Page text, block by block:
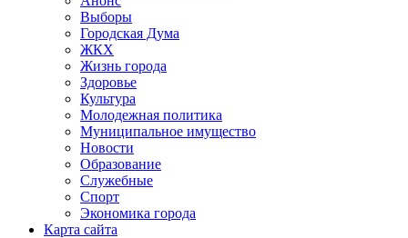
Выборы
Городская Дума
ЖКХ
Жизнь города
Здоровье
Культура
Молодежная политика
Муниципальное имущество
Новости
Образование
Служебные
Спорт
Экономика города
Карта сайта